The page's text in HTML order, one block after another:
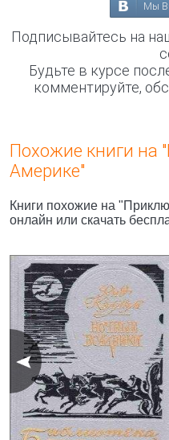
Мы
Подписывайтесь на
Будьте в курсе
комментируйте,
Похожие книги на
Америке"
Книги похожие на
онлайн или скачать